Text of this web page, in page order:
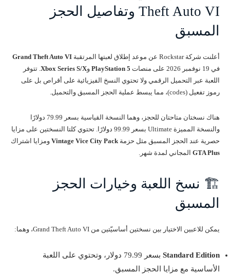
Theft Auto VI وتفاصيل الحجز
المسبق
أعلنت شركة Rockstar عن موعد إطلاق لعبتها المرتقبة
Grand Theft Auto VI
في 19 نوفمبر 2026 على منصات
PlayStation 5 وXbox Series S/X . تتوفر
اللعبة عبر التحميل الرقمي ولا تحتوي النسخ الفيزيائية على أقراص بل على
رموز تفعيل (codes)، مما يبسط عملية الحجز المسبق والتحميل.
هناك نسختان متاحتان للحجز، وهما النسخة القياسية بسعر 79.99 دولارًا
والنسخة المميزة Ultimate بسعر 99.99 دولارًا. تحتوي كلتا النسختين على مزايا
حصرية عند الحجز المسبق مثل حزمة Vintage Vice City Pack ومزايا اشتراك
GTA Plus المجاني لمدة شهر.
🏗️ نسخ اللعبة وخيارات الحجز
المسبق
يمكن للاعبين الاختيار بين نسختين أساسيّتين من Grand Theft Auto VI، وهما:
Standard Edition
بسعر 79.99 دولار، وتحتوي على اللعبة
الأساسية مع مزايا الحجز المسبق.